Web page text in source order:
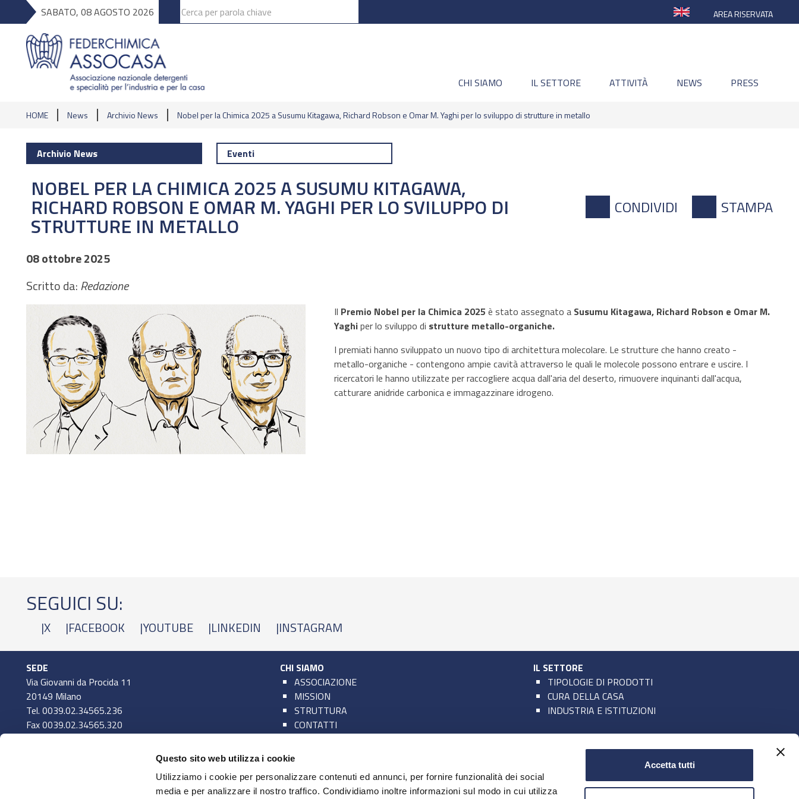
Questo sito web utilizza i cookie
Utilizziamo i cookie per personalizzare contenuti ed annunci, per fornire funzionalità dei social
media e per analizzare il nostro traffico. Condividiamo inoltre informazioni sul modo in cui utilizza
Accetta tutti
SABATO, 08 AGOSTO 2026 AREA RISERVATA
CHI SIAMO IL SETTORE ATTIVITÀ NEWS PRESS
HOME News Archivio News Nobel per la Chimica 2025 a Susumu Kitagawa, Richard Robson e Omar M. Yaghi per lo sviluppo di strutture in metallo
Archivio News Eventi
NOBEL PER LA CHIMICA 2025 A SUSUMU KITAGAWA,
RICHARD ROBSON E OMAR M. YAGHI PER LO SVILUPPO DI
STRUTTURE IN METALLO
CONDIVIDI STAMPA
08 ottobre 2025
Scritto da:Redazione
Il Premio Nobel per la Chimica 2025 è stato assegnato a Susumu Kitagawa, Richard Robson e Omar M.
Yaghiper lo sviluppo di strutture metallo-organiche.
I premiati hanno sviluppato un nuovo tipo di architettura molecolare. Le strutture che hanno creato -
metallo-organiche - contengono ampie cavità attraverso le quali le molecole possono entrare e uscire. I
ricercatori le hanno utilizzate per raccogliere acqua dall'aria del deserto, rimuovere inquinanti dall'acqua,
catturare anidride carbonica e immagazzinare idrogeno.
SEGUICI SU:
|X |FACEBOOK |YOUTUBE |LINKEDIN |INSTAGRAM
SEDE
Via Giovanni da Procida 11
20149 Milano
Tel. 0039.02.34565.236
Fax 0039.02.34565.320
CHI SIAMO
ASSOCIAZIONE
MISSION
STRUTTURA
CONTATTI
IL SETTORE
TIPOLOGIE DI PRODOTTI
CURA DELLA CASA
INDUSTRIA E ISTITUZIONI
NEWS
PRESS